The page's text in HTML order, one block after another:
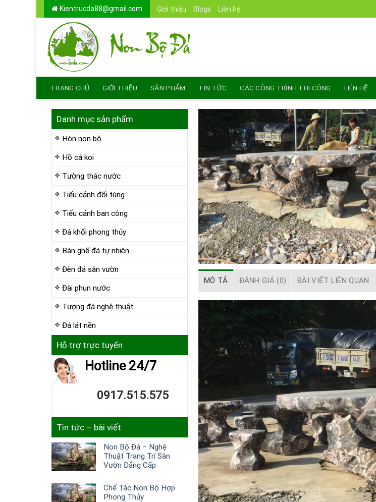
to
content
Kientrucda88@gmail.com Giới thiệu Blogs Liên hệ
TRANG CHỦ GIỚI THIỆU SẢN PHẨM TIN TỨC CÁC CÔNG TRÌNH THI CÔNG LIÊN HỆ
Danh mục sản phẩm
Hòn non bộ
Hồ cá koi
Tường thác nước
Tiểu cảnh đối tùng
Tiểu cảnh ban công
Đá khối phong thủy
Bàn ghế đá tự nhiên
Đèn đá sân vườn
Đài phun nước
Tượng đá nghệ thuật
Đá lát nền
Hỗ trợ trực tuyến
Hotline 24/7
0917.515.575
Tin tức – bài viết
Non Bộ Đá – Nghệ
Thuật Trang Trí Sân
Vườn Đẳng Cấp
Chế Tác Non Bộ Hợp
Phong Thủy
MÔ TẢ ĐÁNH GIÁ (0) BÀI VIẾT LIÊN QUAN